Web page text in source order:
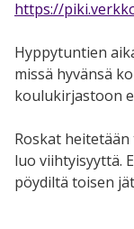
https://
Hyppytuntien
missä hyvänsä
koulukirjastoon
Roskat
luo viihtyisyyttä.
pöydiltä toisen